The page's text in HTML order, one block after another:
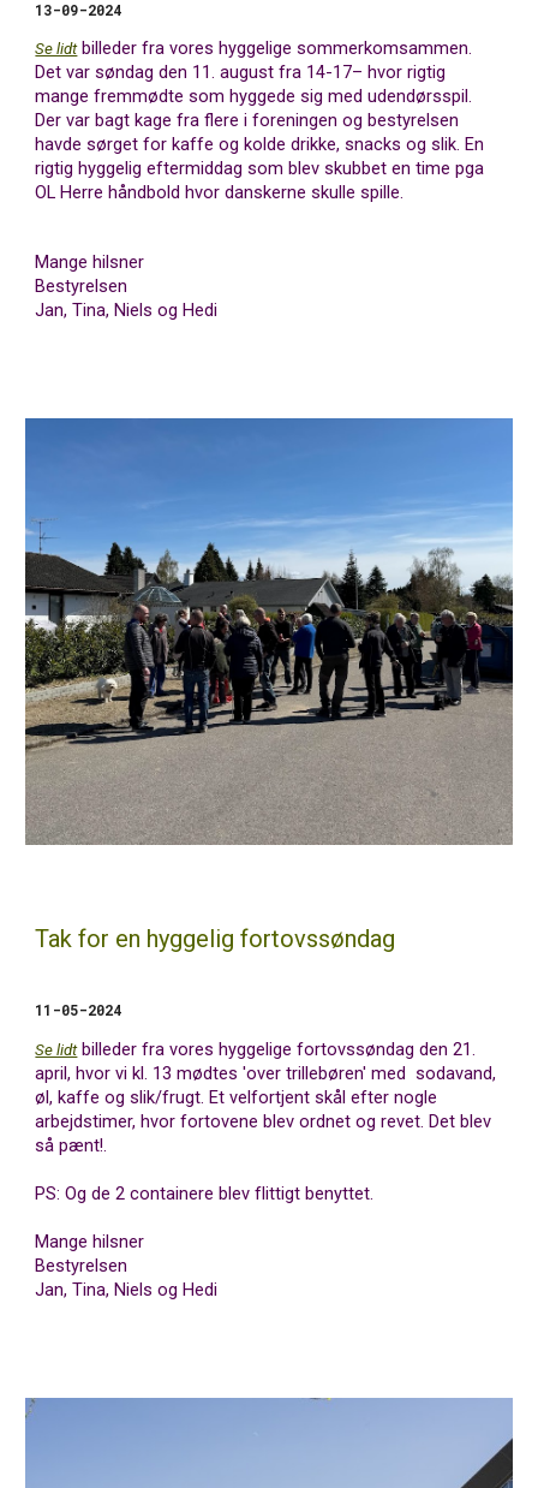
13-09-2024
Se lidtbilleder fra vores hyggelige sommerkomsammen.
Det var søndag den 11. august fra 14-17– hvor rigtig
mange fremmødte som hyggede sig med udendørsspil.
Der var bagt kage fra flere i foreningen og bestyrelsen
havde sørget for kaffe og kolde drikke, snacks og slik. En
rigtig hyggelig eftermiddag som blev skubbet en time pga
OL Herre håndbold hvor danskerne skulle spille.
Mange hilsner
Bestyrelsen
Jan, Tina, Niels og Hedi
Tak for en hyggelig fortovssøndag
11 -05-2024
Se lidtbilleder fra vores hyggelige fortovssøndag den 21.
april, hvor vi kl. 13 mødtes 'over trillebøren' med sodavand,
øl, kaffe og slik/frugt. Et velfortjent skål efter nogle
arbejdstimer, hvor fortovene blev ordnet og revet. Det blev
så pænt!.
PS: Og de 2 containere blev flittigt benyttet.
Mange hilsner
Bestyrelsen
Jan, Tina, Niels og Hedi